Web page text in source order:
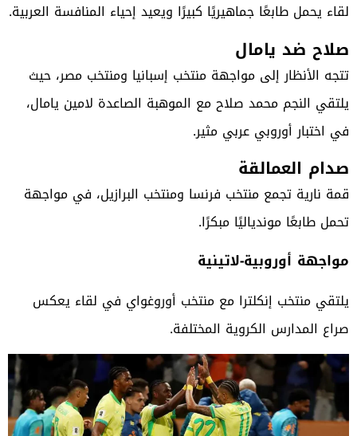
لقاء يحمل طابعًا جماهيريًا كبيرًا ويعيد إحياء المنافسة العربية.
صلاح ضد يامال
تتجه الأنظار إلى مواجهة منتخب إسبانيا ومنتخب مصر، حيث
يلتقي النجم محمد صلاح مع الموهبة الصاعدة لامين يامال،
في اختبار أوروبي عربي مثير.
صدام العمالقة
قمة نارية تجمع منتخب فرنسا ومنتخب البرازيل، في مواجهة
تحمل طابعًا موندياليًا مبكرًا.
مواجهة أوروبية-لاتينية
يلتقي منتخب إنكلترا مع منتخب أوروغواي في لقاء يعكس
صراع المدارس الكروية المختلفة.